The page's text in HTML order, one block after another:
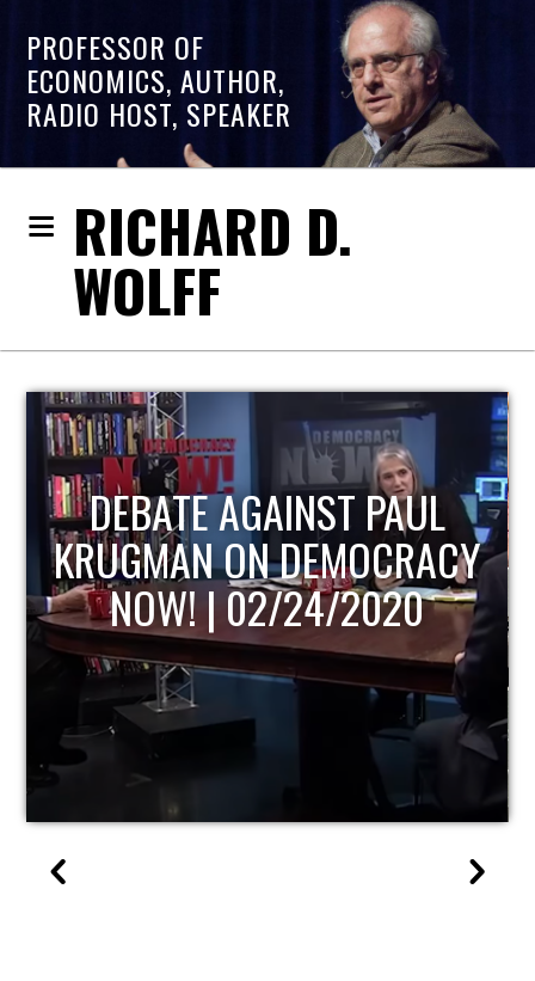
PROFESSOR OF
ECONOMICS, AUTHOR,
RADIO HOST, SPEAKER
RICHARD D.
WOLFF
HOST OF ECONOMIC
UPDATE